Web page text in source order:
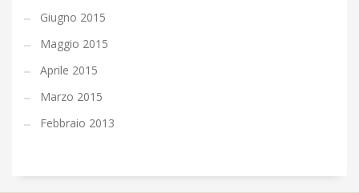
Giugno 2015
Maggio 2015
Aprile 2015
Marzo 2015
Febbraio 2013